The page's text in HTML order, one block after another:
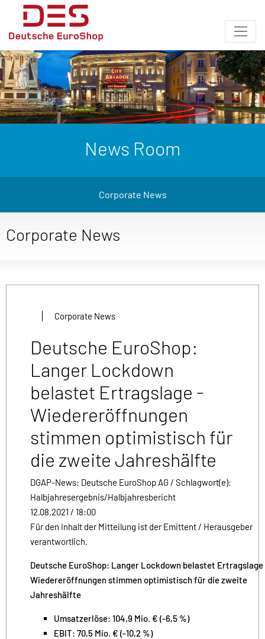
News Room
Corporate News
Corporate News
Corporate News
Deutsche EuroShop:
Langer Lockdown
belastet Ertragslage -
Wiedereröffnungen
stimmen optimistisch für
die zweite Jahreshälfte
DGAP-News: Deutsche EuroShop AG / Schlagwort(e):
Halbjahresergebnis/Halbjahresbericht
12.08.2021 / 18:00
Für den Inhalt der Mitteilung ist der Emittent / Herausgeber
verantwortlich.
Deutsche EuroShop: Langer Lockdown belastet Ertragslage
Wiedereröffnungen stimmen optimistisch für die zweite
Jahreshälfte
Umsatzerlöse: 104,9 Mio. € (-6,5 %)
EBIT: 70,5 Mio. € (-10,2 %)